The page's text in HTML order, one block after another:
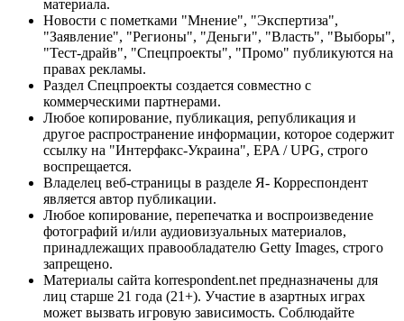
материала.
Новости с пометками "Мнение", "Экспертиза",
"Заявление", "Регионы", "Деньги", "Власть", "Выборы",
"Тест-драйв", "Спецпроекты", "Промо" публикуются на
правах рекламы.
Раздел Спецпроекты создается совместно с
коммерческими партнерами.
Любое копирование, публикация, републикация и
другое распространение информации, которое содержит
ссылку на "Интерфакс-Украина", EPA / UPG, строго
воспрещается.
Владелец веб-страницы в разделе Я- Корреспондент
является автор публикации.
Любое копирование, перепечатка и воспроизведение
фотографий и/или аудиовизуальных материалов,
принадлежащих правообладателю Getty Images, строго
запрещено.
Материалы сайта korrespondent.net предназначены для
лиц старше 21 года (21+). Участие в азартных играх
может вызвать игровую зависимость. Соблюдайте